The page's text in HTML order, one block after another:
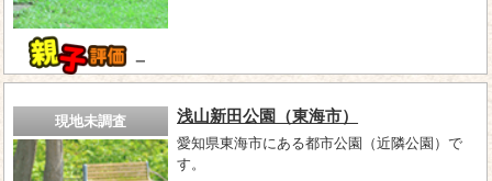
－
現地未調査 浅山新田公園（東海市）
愛知県東海市にある都市公園（近隣公園）で
す。